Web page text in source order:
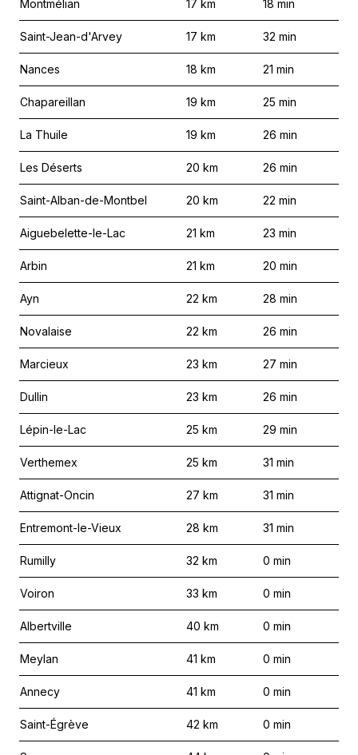
Montmélian 17 km 18 min
Saint-Jean-d'Arvey 17 km 32 min
Nances 18 km 21 min
Chapareillan 19 km 25 min
La Thuile 19 km 26 min
Les Déserts 20 km 26 min
Saint-Alban-de-Montbel 20 km 22 min
Aiguebelette-le-Lac 21 km 23 min
Arbin 21 km 20 min
Ayn 22 km 28 min
Novalaise 22 km 26 min
Marcieux 23 km 27 min
Dullin 23 km 26 min
Lépin-le-Lac 25 km 29 min
Verthemex 25 km 31 min
Attignat-Oncin 27 km 31 min
Entremont-le-Vieux 28 km 31 min
Rumilly 32 km 0 min
Voiron 33 km 0 min
Albertville 40 km 0 min
Meylan 41 km 0 min
Annecy 41 km 0 min
Saint-Égrève 42 km 0 min